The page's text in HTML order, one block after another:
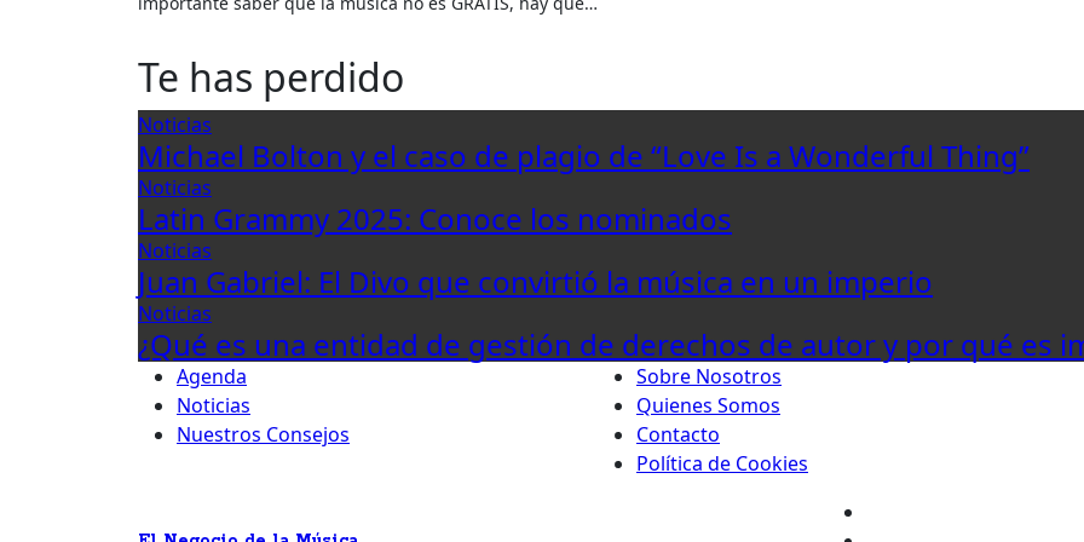
Te has perdido
Noticias
Michael Bolton y el caso de plagio de “Love Is a Wonderful Thing”
Noticias
Latin Grammy 2025: Conoce los nominados
Noticias
Juan Gabriel: El Divo que convirtió la música en un imperio
Noticias
¿Qué es una entidad de gestión de derechos de autor y por qué es
Agenda
Noticias
Nuestros Consejos
Sobre Nosotros
Quienes Somos
Contacto
Política de Cookies